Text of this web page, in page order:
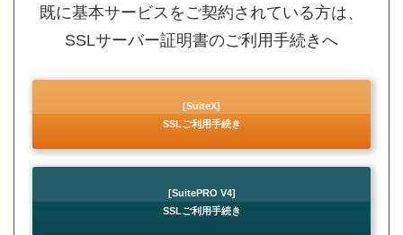
既に基本サービスをご契約されている方は、
SSLサーバー証明書のご利用手続きへ
[SuiteX]
SSLご利用手続き
[SuitePRO V4]
SSLご利用手続き